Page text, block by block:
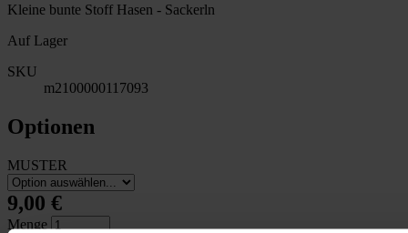
Kleine bunte Stoff Hasen - Sackerln
Auf Lager
SKU
m2100000117093
Optionen
MUSTER
9,00 €
Menge